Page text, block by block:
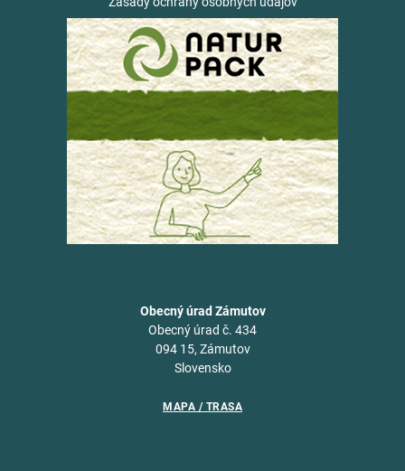
Obecný úrad Zámutov
Obecný úrad č. 434
094 15, Zámutov
Slovensko
MAPA / TRASA